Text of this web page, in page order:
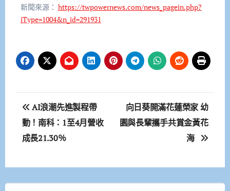
新聞來源： https://twpowernews.com/news_pagein.php?
iType=1004&n_id=291931
文
章
導
覽
AI浪潮先進製程帶
動！南科：1至4月營收
成長21.30％
向日葵開滿花蓮榮家 幼
園與長輩攜手共賞金黃花
海